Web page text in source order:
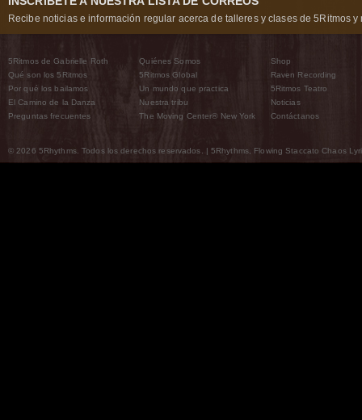
Recibe noticias e información regular acerca de talleres y clases de 5Ritmos y
5Ritmos de Gabrielle Roth
Qué son los 5Ritmos
Por qué los bailamos
El Camino de la Danza
Preguntas frecuentes
Quiénes Somos
5Ritmos Global
Un mundo que practica
Nuestra tribu
The Moving Center® New York
Shop
Raven Recording
5Ritmos Teatro
Noticias
Contáctanos
© 2026 5Rhythms. Todos los derechos reservados. | 5Rhythms, Flowing Staccato Chaos